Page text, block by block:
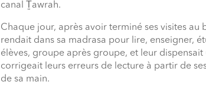
canal Ṯawrah.
Chaque jour, après avoir terminé ses visites
rendait dans sa madrasa pour lire, enseigner,
élèves, groupe après groupe, et leur dispensait
corrigeait leurs erreurs de lecture à partir de
de sa main.